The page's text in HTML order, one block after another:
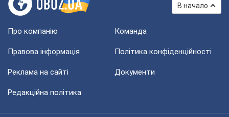
В начало
Про компанію Команда
Правова інформація Політика конфіденційності
Реклама на сайті Документи
Редакційна політика